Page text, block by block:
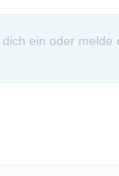
ein oder melde